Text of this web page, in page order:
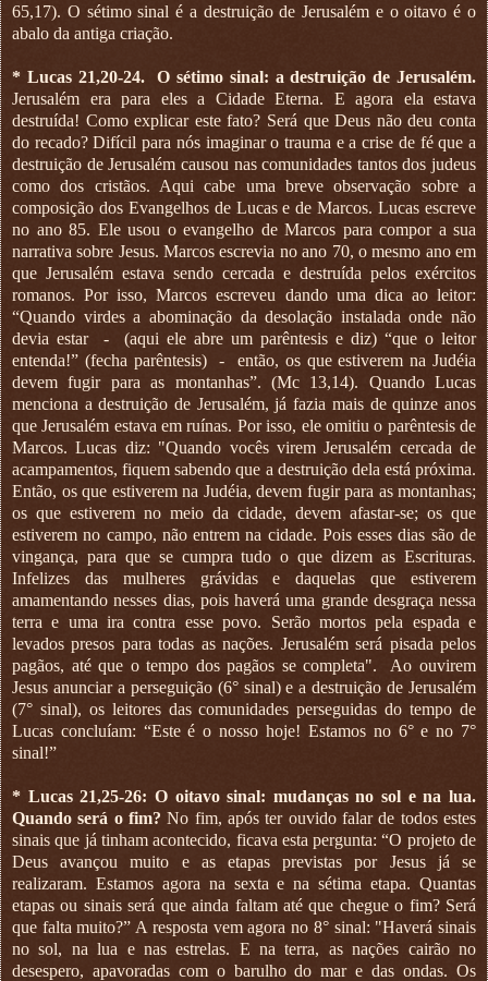
65,17). O sétimo sinal é a destruição de Jerusalém e o oitavo é o
abalo da antiga criação.
* Lucas 21,20-24.
O sétimo sinal: a destruição de Jerusalém.
Jerusalém era para eles a Cidade Eterna. E agora ela estava
destruída! Como explicar este fato? Será que Deus não deu conta
do recado? Difícil para nós imaginar o trauma e a crise de fé que a
destruição de Jerusalém causou nas comunidades tantos dos judeus
como dos cristãos. Aqui cabe uma breve observação sobre a
composição dos Evangelhos de Lucas e de Marcos. Lucas escreve
no ano 85. Ele usou o evangelho de Marcos para compor a sua
narrativa sobre Jesus. Marcos escrevia no ano 70, o mesmo ano em
que Jerusalém estava sendo cercada e destruída pelos exércitos
romanos. Por isso, Marcos escreveu dando uma dica ao leitor:
“Quando virdes a abominação da desolação instalada onde não
devia estar
-
(aqui ele abre um parêntesis e diz) “que o leitor
entenda!” (fecha parêntesis)
-
então, os que estiverem na Judéia
devem fugir para as montanhas”. (Mc 13,14). Quando Lucas
menciona a destruição de Jerusalém, já fazia mais de quinze anos
que Jerusalém estava em ruínas. Por isso, ele omitiu o parêntesis de
Marcos. Lucas diz: "Quando vocês virem Jerusalém cercada de
acampamentos, fiquem sabendo que a destruição dela está próxima.
Então, os que estiverem na Judéia, devem fugir para as montanhas;
os que estiverem no meio da cidade, devem afastar-se; os que
estiverem no campo, não entrem na cidade. Pois esses dias são de
vingança, para que se cumpra tudo o que dizem as Escrituras.
Infelizes das mulheres grávidas e daquelas que estiverem
amamentando nesses dias, pois haverá uma grande desgraça nessa
terra e uma ira contra esse povo. Serão mortos pela espada e
levados presos para todas as nações. Jerusalém será pisada pelos
pagãos, até que o tempo dos pagãos se completa".
Ao ouvirem
Jesus anunciar a perseguição (6° sinal) e a destruição de Jerusalém
(7° sinal), os leitores das comunidades perseguidas do tempo de
Lucas concluíam: “Este é o nosso hoje! Estamos no 6° e no 7°
sinal!”
* Lucas 21,25-26: O oitavo sinal: mudanças no sol e na lua.
Quando será o fim?No fim, após ter ouvido falar de todos estes
sinais que já tinham acontecido, ficava esta pergunta: “O projeto de
Deus avançou muito e as etapas previstas por Jesus já se
realizaram. Estamos agora na sexta e na sétima etapa. Quantas
etapas ou sinais será que ainda faltam até que chegue o fim? Será
que falta muito?” A resposta vem agora no 8° sinal: "Haverá sinais
no sol, na lua e nas estrelas. E na terra, as nações cairão no
desespero, apavoradas com o barulho do mar e das ondas. Os